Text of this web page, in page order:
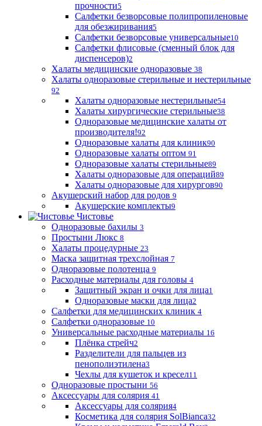
прочности5
Салфетки безворсовые полипропиленовые
для обезжиривания5
Салфетки безворсовые универсальные10
Салфетки флисовые (сменный блок для
диспенсеров)2
Халаты медицинские одноразовые 38
Халаты одноразовые стерильные и нестерильные
92
Халаты одноразовые нестерильные54
Халаты хирургические стерильные38
Одноразовые медицинские халаты от
производителя!92
Одноразовые халаты для клиник90
Одноразовые халаты оптом 91
Одноразовые халаты стерильные89
Халаты одноразовые для операций89
Халаты одноразовые для хирургов90
Акушерский набор для родов 9
Акушерские комплекты9
Чистовье
Одноразовые бахилы 3
Простыни Люкс 8
Халаты процедурные 23
Маска защитная трехслойная 7
Одноразовые полотенца 9
Расходные материалы для головы 4
Защитный экран и очки для лица1
Одноразовые маски для лица2
Салфетки для медицинских клиник 4
Салфетки одноразовые 10
Универсальные расходные материалы 16
Плёнка стрейч2
Разделители для пальцев из
пенополиэтилена3
Чехлы для кушеток и кресел11
Одноразовые простыни 56
Аксессуары для солярия 41
Аксессуары для солярия4
Косметика для солярия SolBianca32